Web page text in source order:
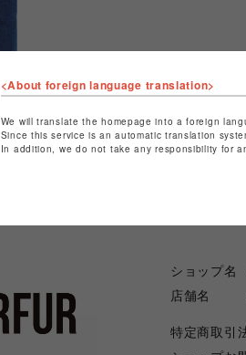
ショップ名
店舗名
特定商取引
<About foreign language translation>
We will translate the homepage into a foreign
Since this service is an automatic translation
In addition, we do not take any responsibility for